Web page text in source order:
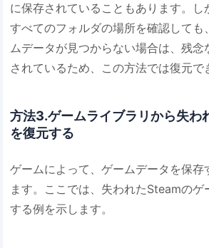
に保存されていることもあります。し
すべてのフォルダの場所を確認しても
ムデータが見つからない場合は、残念
されているため、この方法では復元で
方法3.ゲームライブラリから失わ
を復元する
ゲームによって、ゲームデータを保存
ます。ここでは、失われたSteamのゲ
する例を示します。